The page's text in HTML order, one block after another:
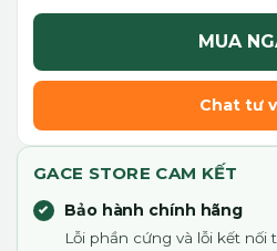
MUA
Chat tư
GACE STORE CAM KẾT
Bảo hành chính hãng
Lỗi phần cứng và lỗi kết nối